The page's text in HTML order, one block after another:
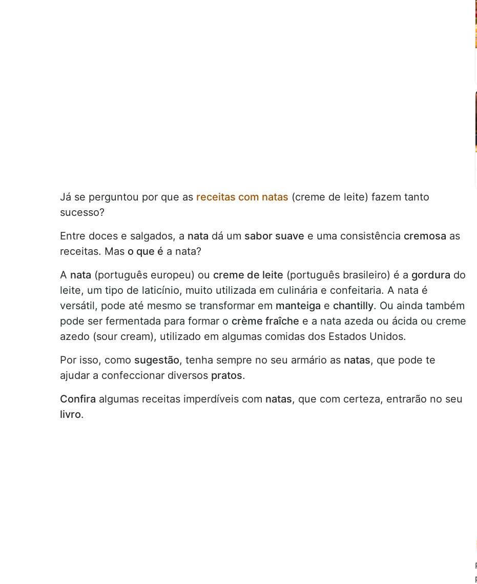
Já se perguntou por que as receitas com natas (creme de leite) fazem tanto
sucesso?
Entre doces e salgados, a nata dá um sabor suave e uma consistência cremosa as
receitas. Mas o que é a nata?
A nata (português europeu) ou creme de leite (português brasileiro) é a gordura do
leite, um tipo de laticínio, muito utilizada em culinária e confeitaria. A nata é
versátil, pode até mesmo se transformar em manteiga e chantilly. Ou ainda também
pode ser fermentada para formar o crème fraîche e a nata azeda ou ácida ou creme
azedo (sour cream), utilizado em algumas comidas dos Estados Unidos.
Por isso, como sugestão, tenha sempre no seu armário as natas, que pode te
ajudar a confeccionar diversos pratos.
Confira algumas receitas imperdíveis com natas, que com certeza, entrarão no seu
livro.